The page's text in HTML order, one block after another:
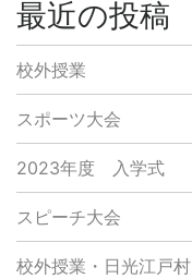
ナ
ビ
ゲ
ー
シ
ョ
ン
最近の投稿
校外授業
スポーツ大会
2023年度 入学式
スピーチ大会
校外授業・日光江戸村